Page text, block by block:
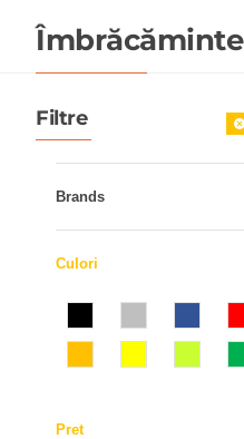
Filtre
Pret
Brands
Culori